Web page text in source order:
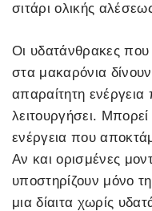
σιτάρι ολικής
Οι υδατάνθρακες
στα μακαρόνια
απαραίτητη
λειτουργήσει.
ενέργεια που
Αν και ορισμένες
υποστηρίζουν μόνο
μια δίαιτα χωρίς